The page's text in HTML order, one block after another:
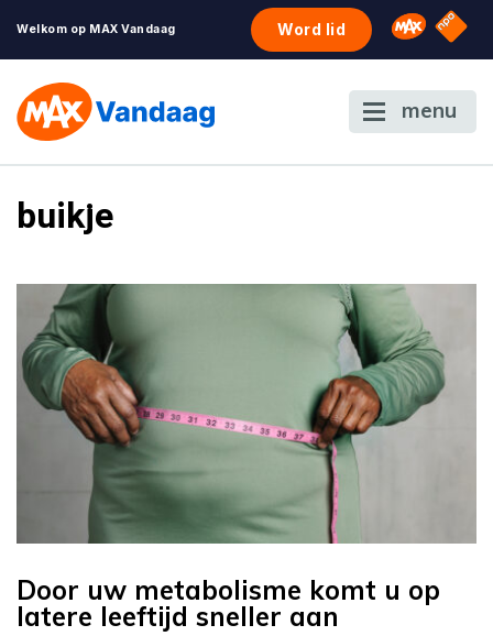
Welkom op MAX Vandaag Word lid Omroep
NPO
menu
buikje
Door uw metabolisme komt u op
latere leeftijd sneller aan